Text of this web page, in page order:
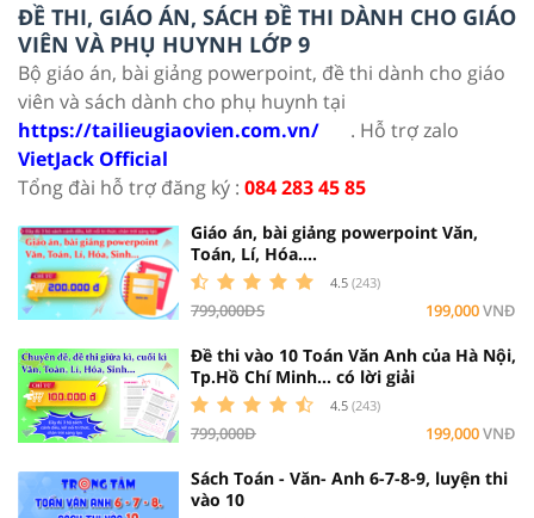
ĐỀ THI, GIÁO ÁN, SÁCH ĐỀ THI DÀNH CHO GIÁO
VIÊN VÀ PHỤ HUYNH LỚP 9
Bộ giáo án, bài giảng powerpoint, đề thi dành cho giáo
viên và sách dành cho phụ huynh tại
https://tailieugiaovien.com.vn/
. Hỗ trợ zalo
VietJack Official
Tổng đài hỗ trợ đăng ký : 084 283 45 85
Giáo án, bài giảng powerpoint Văn,
Toán, Lí, Hóa....
4.5 (243)
799,000ĐS 199,000VNĐ
Đề thi vào 10 Toán Văn Anh của Hà Nội,
Tp.Hồ Chí Minh... có lời giải
4.5 (243)
799,000Đ 199,000VNĐ
Sách Toán - Văn- Anh 6-7-8-9, luyện thi
vào 10